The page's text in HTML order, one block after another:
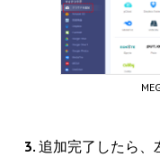
3. 追加完了したら、